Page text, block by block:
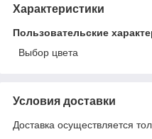
Характеристики
Пользовательские
Выбор цвета
Условия доставки
Доставка осуществляется